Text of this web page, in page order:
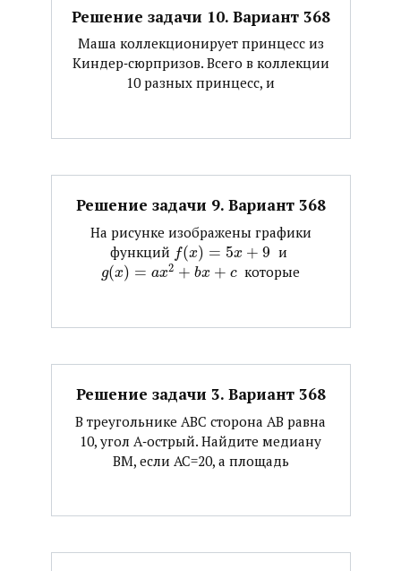
Решение задачи 10. Вариант 368
Маша коллекционирует принцесс из
Киндер‐сюрпризов. Всего в коллекции
10 разных принцесс, и
Решение задачи 9. Вариант 368
На рисунке изображены графики
функций ​ f(x) = 5x + 9 ​ и ​
g(x) = ax2 + bx + c ​ которые
Решение задачи 3. Вариант 368
В треугольнике АВС сторона АВ равна
10, угол А‐острый. Найдите медиану
ВМ, если АС=20, а площадь